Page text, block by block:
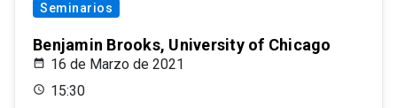
Seminarios
Benjamin Brooks, University of Chicago
16 de Marzo de 2021
15:30